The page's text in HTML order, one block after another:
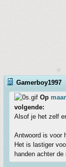
Gamerboy1997
Op
volgende:
Alsof je het zelf
Antwoord is voor
Het is lastiger
handen achter